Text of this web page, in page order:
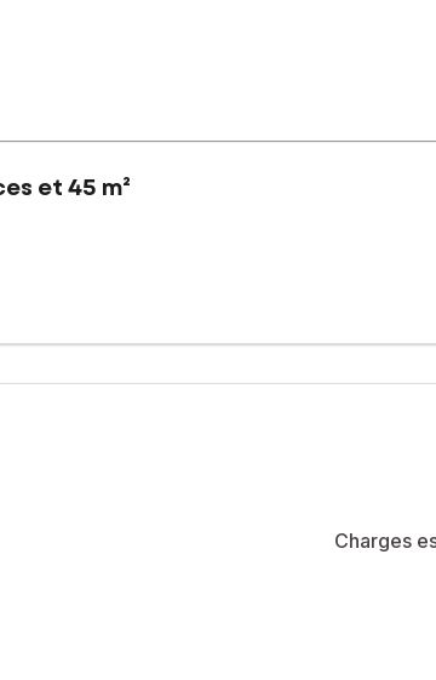
et 45 m²
de Juvisy, venez découvrir cet appartement au
cuisine équipée. Il donne accès à un jardin de 45
charges courantes annuelles moyennes de
sur le site Géorisques : www.georisques.gouv.fr
mail : lucie.rennesson@safti.fr - EI - Agent
Charges